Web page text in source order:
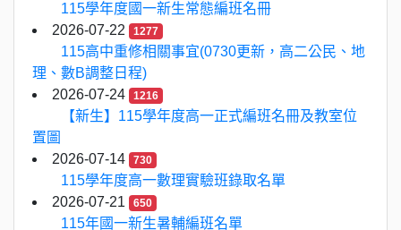
115學年度國一新生常態編班名冊
2026-07-22
1277
115高中重修相關事宜(0730更新，高二公民、地
理、數B調整日程)
2026-07-24
1216
【新生】115學年度高一正式編班名冊及教室位
置圖
2026-07-14
730
115學年度高一數理實驗班錄取名單
2026-07-21
650
115年國一新生暑輔編班名單